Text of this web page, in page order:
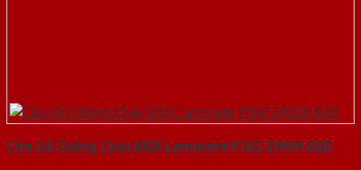
Cửa Gỗ Chống Cháy MDF Laminate P1R2 23029-SGD